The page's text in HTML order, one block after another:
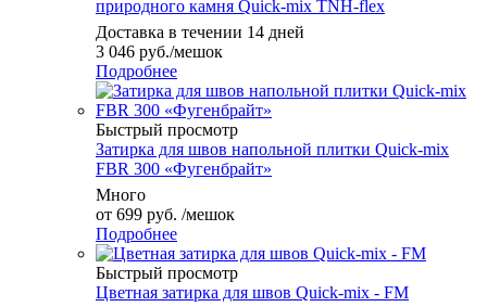
природного камня Quick-mix TNH-flex
Доставка в течении 14 дней
3 046 руб./мешок
Подробнее
Быстрый просмотр
Затирка для швов напольной плитки Quick-mix
FBR 300 «Фугенбрайт»
Много
от 699 руб. /мешок
Подробнее
Быстрый просмотр
Цветная затирка для швов Quick-mix - FM